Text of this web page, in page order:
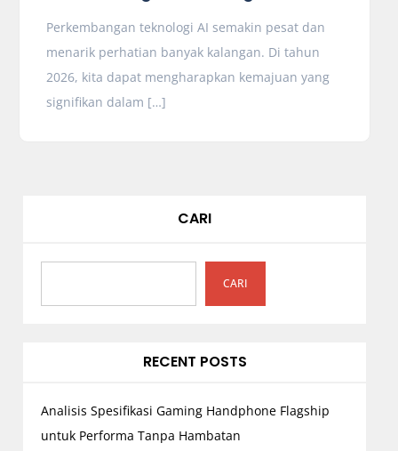
Perkembangan teknologi AI semakin pesat dan
menarik perhatian banyak kalangan. Di tahun
2026, kita dapat mengharapkan kemajuan yang
signifikan dalam […]
CARI
CARI
RECENT POSTS
Analisis Spesifikasi Gaming Handphone Flagship
untuk Performa Tanpa Hambatan